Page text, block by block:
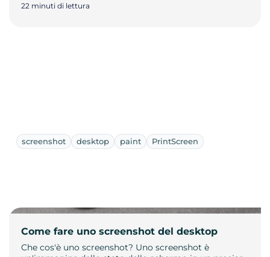
22 minuti di lettura
screenshot desktop paint PrintScreen
Come fare uno screenshot del desktop
Che cos'è uno screenshot? Uno screenshot è